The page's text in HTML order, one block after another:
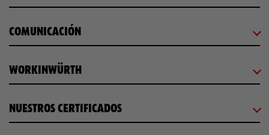
COMUNICACIÓN
WORKINWÜRTH
NUESTROS CERTIFICADOS